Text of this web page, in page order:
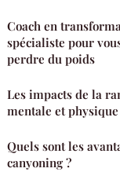
Coach en
spécialiste pour
perdre du poids
Les impacts de la
mentale et physique
Quels sont les
canyoning ?